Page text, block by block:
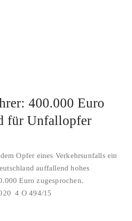
400.000 Euro
für Unfallopfer
Opfer eines Verkehrsunfalls ein
auffallend hohes
Euro zugesprochen.
4 O 494/15